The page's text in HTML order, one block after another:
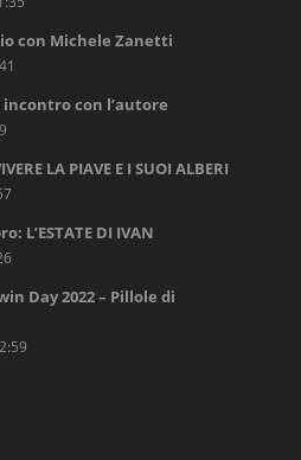
con Michele Zanetti
con l’autore
LA PIAVE E I SUOI ALBERI
L’ESTATE DI IVAN
Day 2022 – Pillole di